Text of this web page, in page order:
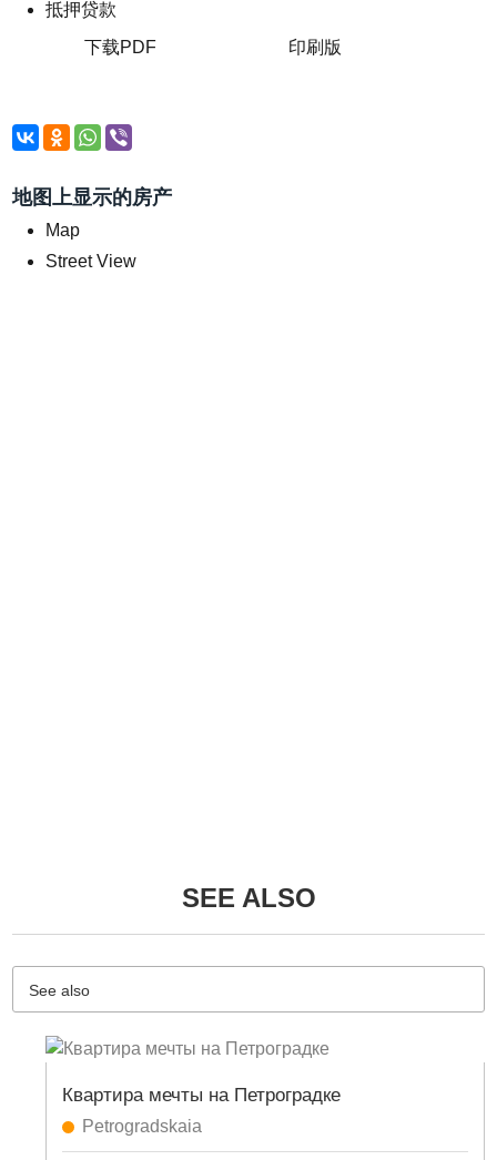
抵押贷款
下载PDF
印刷版
地图上显示的房产
Map
Street View
SEE ALSO
See also
Квартира мечты на Петроградке
Petrogradskaia